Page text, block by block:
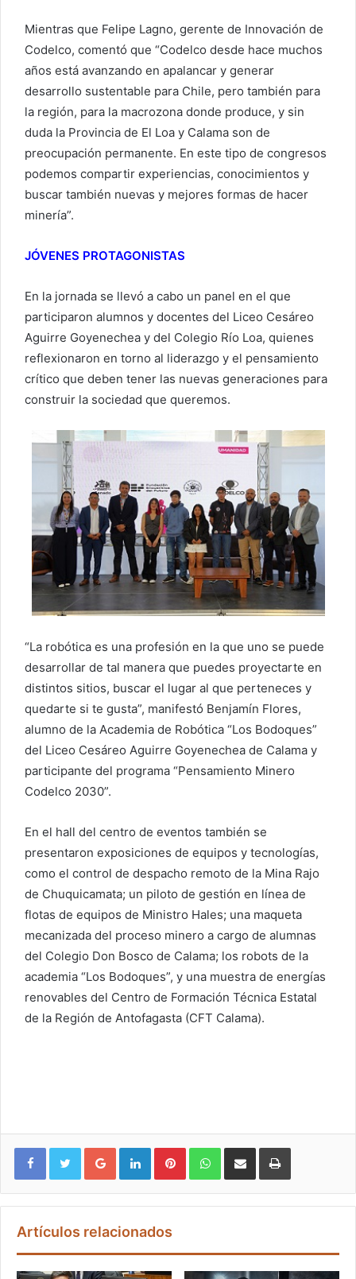
Mientras que Felipe Lagno, gerente de Innovación de
Codelco, comentó que “Codelco desde hace muchos
años está avanzando en apalancar y generar
desarrollo sustentable para Chile, pero también para
la región, para la macrozona donde produce, y sin
duda la Provincia de El Loa y Calama son de
preocupación permanente. En este tipo de congresos
podemos compartir experiencias, conocimientos y
buscar también nuevas y mejores formas de hacer
minería”.
JÓVENES PROTAGONISTAS
En la jornada se llevó a cabo un panel en el que
participaron alumnos y docentes del Liceo Cesáreo
Aguirre Goyenechea y del Colegio Río Loa, quienes
reflexionaron en torno al liderazgo y el pensamiento
crítico que deben tener las nuevas generaciones para
construir la sociedad que queremos.
“La robótica es una profesión en la que uno se puede
desarrollar de tal manera que puedes proyectarte en
distintos sitios, buscar el lugar al que perteneces y
quedarte si te gusta”, manifestó Benjamín Flores,
alumno de la Academia de Robótica “Los Bodoques”
del Liceo Cesáreo Aguirre Goyenechea de Calama y
participante del programa “Pensamiento Minero
Codelco 2030”.
En el hall del centro de eventos también se
presentaron exposiciones de equipos y tecnologías,
como el control de despacho remoto de la Mina Rajo
de Chuquicamata; un piloto de gestión en línea de
flotas de equipos de Ministro Hales; una maqueta
mecanizada del proceso minero a cargo de alumnas
del Colegio Don Bosco de Calama; los robots de la
academia “Los Bodoques”, y una muestra de energías
renovables del Centro de Formación Técnica Estatal
de la Región de Antofagasta (CFT Calama).
Google+ LinkedIn Pinterest WhatsApp
Artículos relacionados